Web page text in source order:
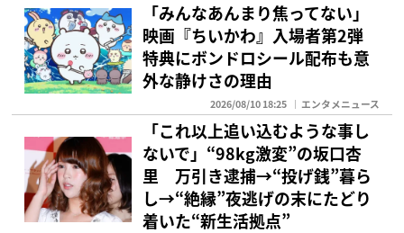
「みんなあんまり焦ってない」
映画『ちいかわ』入場者第2弾
特典にボンドロシール配布も意
外な静けさの理由
2026/08/10 18:25 エンタメニュース
「これ以上追い込むような事し
ないで」“98kg激変”の坂口杏
里 万引き逮捕→“投げ銭”暮ら
し→“絶縁”夜逃げの末にたどり
着いた“新生活拠点”